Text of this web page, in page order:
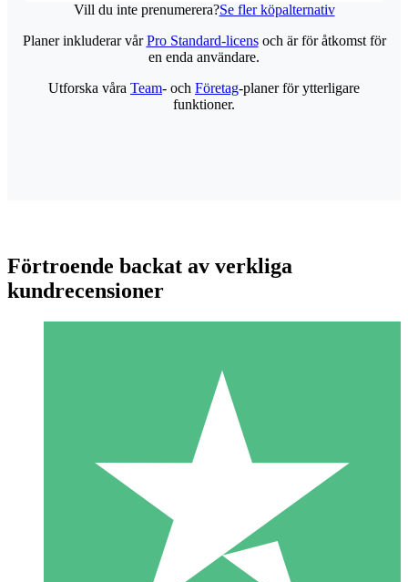
Vill du inte prenumerera?Se fler köpalternativ
Individuella Kreditpaket
Betala per användning med nedladdningskrediter. Inget
1 Nedladdningar
10 00
Planer inkluderar vårPro Standard-licensoch är för åtkomst för
en enda användare.
Utforska våra Team- och Företag-planer för ytterligare
funktioner.
Förtroende backat av verkliga
kundrecensioner